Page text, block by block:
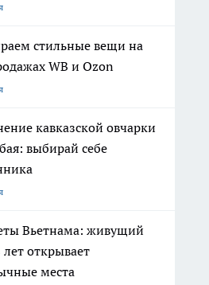
стильные вещи на
WB и Ozon
кавказской овчарки
выбирай себе
Вьетнама: живущий
открывает
места